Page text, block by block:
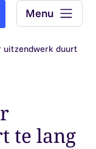
ons: (0)77-4740000
Menu
uitzendwerk duurt
te lang